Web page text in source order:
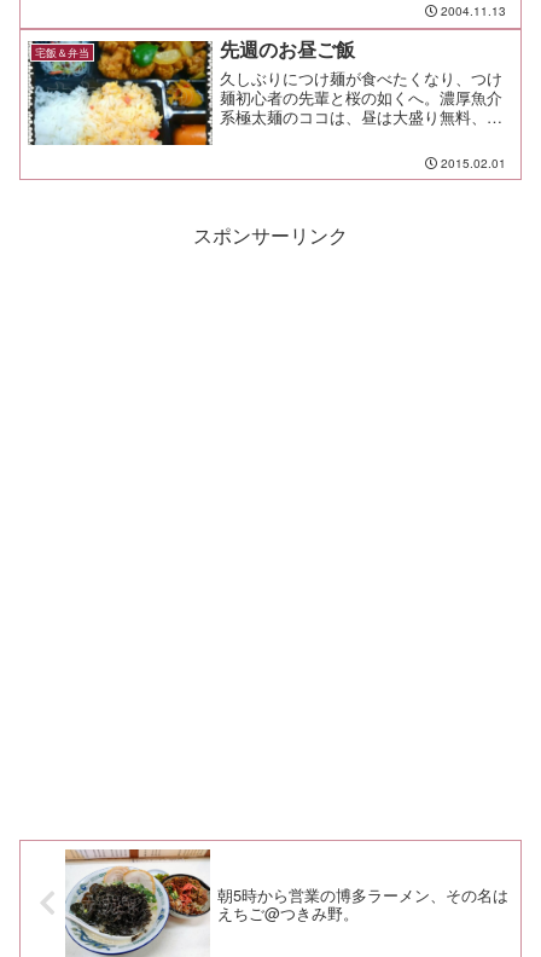
リデーパックとして販売されるとのこ
と。 ケンタッキーのパックみたいなネ
ーミングだけど、それでもやっぱり清涼
飲料...
2004.11.13
宅飯＆弁当 先週のお昼ご飯
久しぶりにつけ麺が食べたくなり、つけ
麺初心者の先輩と桜の如くへ。濃厚魚介
系極太麺のココは、昼は大盛り無料、小
に多かったっけかな。 次回は小盛にし
てみるか。ウチの会社のために、粉骨砕
2015.02.01
スポンサーリンク
朝5時から営業の博多ラーメン、その名は
えちご@つきみ野。